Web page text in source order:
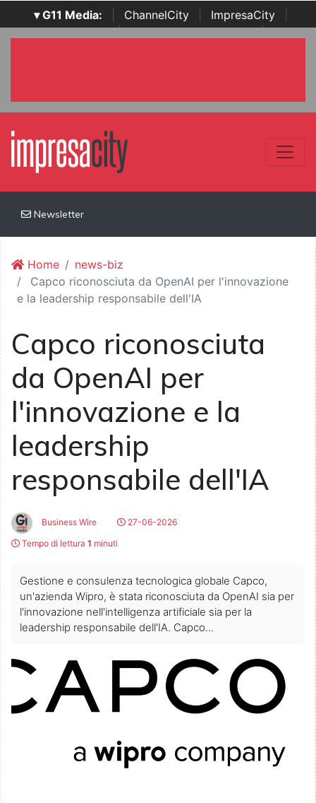
▾ G11 Media: ChannelCity ImpresaCity
SecurityOpenLab | Italian Channel Awards | Italian
Newsletter
Home
news-biz
Capco riconosciuta da OpenAI per l'innovazione
e la leadership responsabile dell'IA
Capco riconosciuta
da OpenAI per
l'innovazione e la
leadership
responsabile dell'IA
Business Wire
27-06-2026
Tempo di lettura 1 minuti
Gestione e consulenza tecnologica globale Capco,
un'azienda Wipro, è stata riconosciuta da OpenAI sia per
l'innovazione nell'intelligenza artificiale sia per la
leadership responsabile dell'IA. Capco...